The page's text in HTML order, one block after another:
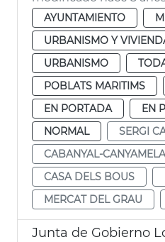
AYUNTAMIENTO
URBANISMO Y
URBANISMO
POBLATS MARITIMS
EN PORTADA
EN
NORMAL
SERGI
CABANYAL-
CASA DELS BOUS
MERCAT DEL GRAU